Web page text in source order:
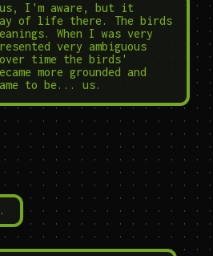
I'm aware, but it
of life there. The birds
When I was very
very ambiguous
time the birds'
more grounded and
to be... us.